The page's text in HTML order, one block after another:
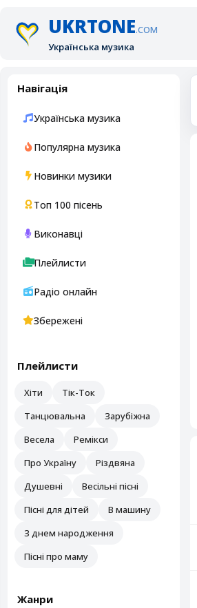
UKRTONE.COM
Українська музика
Навігація
Українська музика
Популярна музика
Новинки музики
Топ 100 пісень
Виконавці
Плейлисти
Радіо онлайн
Збережені
Плейлисти
Хіти
Тік-Ток
Танцювальна
Зарубіжна
Весела
Ремікси
Про Україну
Різдвяна
Душевні
Весільні пісні
Пісні для дітей
В машину
З днем народження
Пісні про маму
Жанри